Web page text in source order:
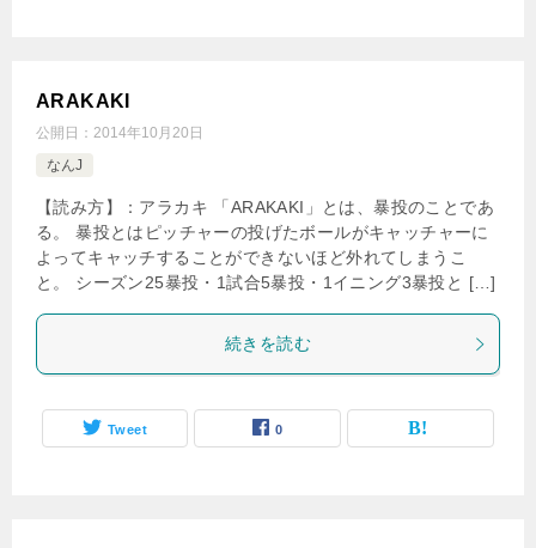
ARAKAKI
公開日： 2014年10月20日
なんJ
【読み方】：アラカキ 「ARAKAKI」とは、暴投のことであ
る。 暴投とはピッチャーの投げたボールがキャッチャーに
よってキャッチすることができないほど外れてしまうこ
と。 シーズン25暴投・1試合5暴投・1イニング3暴投と […]
続きを読む
Tweet 0